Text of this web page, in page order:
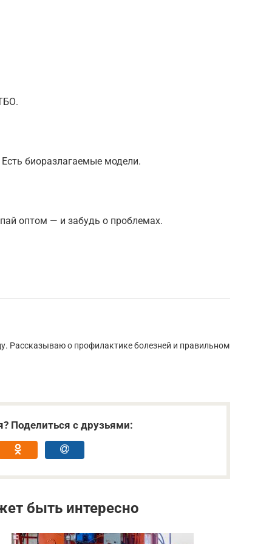
биоразлагаемые модели.
оптом — и забудь о проблемах.
Рассказываю о профилактике болезней и правильном
Поделиться с друзьями:
быть интересно